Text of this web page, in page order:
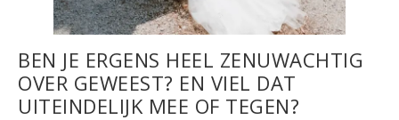
BEN JE ERGENS HEEL ZENUWACHTIG
OVER GEWEEST? EN VIEL DAT
UITEINDELIJK MEE OF TEGEN?